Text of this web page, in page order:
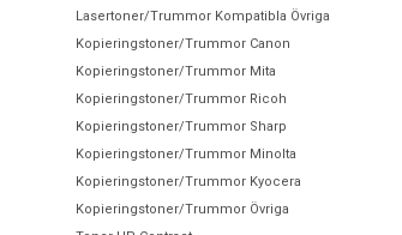
Lasertoner/Trummor Kompatibla Övriga
Kopieringstoner/Trummor Canon
Kopieringstoner/Trummor Mita
Kopieringstoner/Trummor Ricoh
Kopieringstoner/Trummor Sharp
Kopieringstoner/Trummor Minolta
Kopieringstoner/Trummor Kyocera
Kopieringstoner/Trummor Övriga